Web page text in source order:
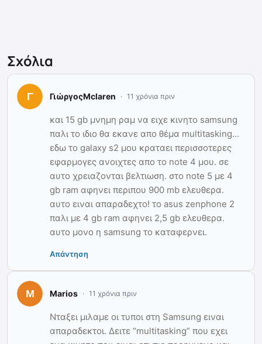
Σχόλια
ΓιώργοςMclaren 11 χρόνια πριν
και 15 gb μνημη ραμ να ειχε κινητο samsung
παλι το ιδιο θα εκανε απο θέμα multitasking…
εδω το galaxy s2 μου κραταει περισσοτερες
εφαρμογες ανοιχτες απο το note 4 μου. σε
αυτο χρειαζονται βελτιωση. στο note 5 με 4
gb ram αφηνει περιπου 900 mb ελευθερα.
αυτο ειναι απαραδεχτο! το asus zenphone 2
παλι με 4 gb ram αφηνει 2,5 gb ελευθερα.
αυτο μονο η samsung το καταφερνει.
Απάντηση
Marios 11 χρόνια πριν
Νταξει μιλαμε οι τυποι στη Samsung ειναι
απαραδεκτοι. Δειτε “multitasking” που εχει